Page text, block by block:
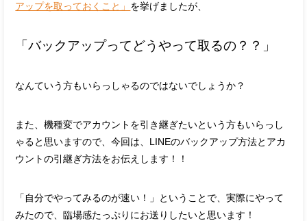
アップを取っておくこと」 を挙げましたが、
「バックアップってどうやって取るの？？」
なんていう方もいらっしゃるのではないでしょうか？
また、機種変でアカウントを引き継ぎたいという方もいらっし
ゃると思いますので、今回は、LINEのバックアップ方法とアカ
ウントの引継ぎ方法をお伝えします！！
「自分でやってみるのが速い！」ということで、実際にやって
みたので、臨場感たっぷりにお送りしたいと思います！